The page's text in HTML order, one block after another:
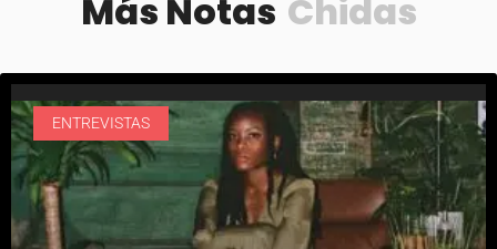
Más Notas Chidas
ENTREVISTAS